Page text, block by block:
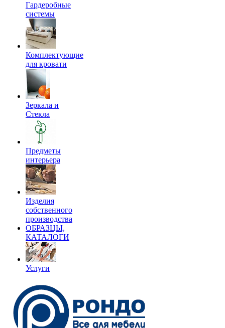
Гардеробные
системы
Комплектующие
для кровати
Зеркала и
Стекла
Предметы
интерьера
Изделия
собственного
производства
ОБРАЗЦЫ,
КАТАЛОГИ
Услуги